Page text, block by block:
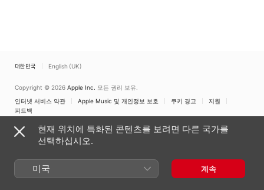
대한민국 English (UK)
Copyright © 2026 Apple Inc. 모든 권리 보유.
인터넷 서비스 약관
Apple Music 및 개인정보 보호 쿠키 경고
지원
피드백
현재 위치에 특화된 콘텐츠를 보려면 다른 국가를
선택하십시오.
미국 계속